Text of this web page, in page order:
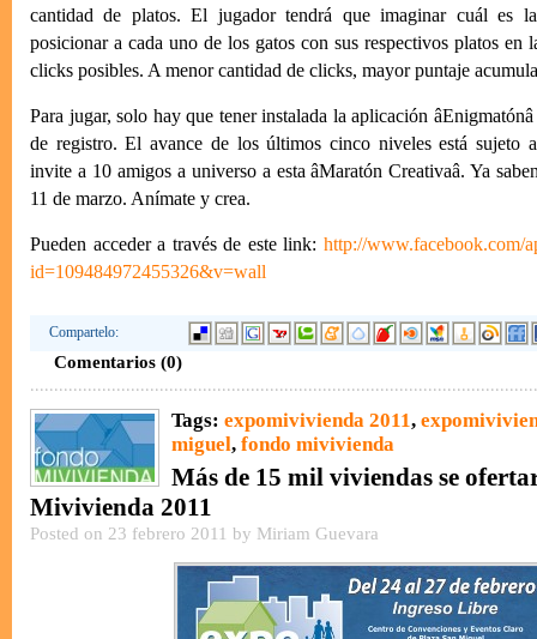
cantidad de platos. El jugador tendrá que imaginar cuál es
posicionar a cada uno de los gatos con sus respectivos platos en
clicks posibles. A menor cantidad de clicks, mayor puntaje
Para jugar, solo hay que tener instalada la aplicación
de registro. El avance de los últimos cinco niveles está sujeto
invite a 10 amigos a universo a esta âMaratón Creativaâ. Ya
11 de marzo. Anímate y crea.
Pueden acceder a través de este link: http://www.facebook.com/
id=109484972455326&v=wall
Compartelo:
Comentarios (0)
Tags: expomivivienda 2011,
miguel, fondo mivivienda
Más de 15 mil viviendas se
Mivivienda 2011
Posted on 23 febrero 2011 by Miriam Guevara